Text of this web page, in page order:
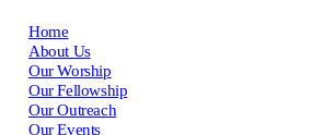
Home
About Us
Our Worship
Our Fellowship
Our Outreach
Our Events